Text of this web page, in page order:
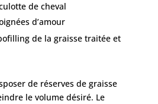
de cheval
d’amour
de la graisse traitée et
de réserves de graisse
le volume désiré. Le